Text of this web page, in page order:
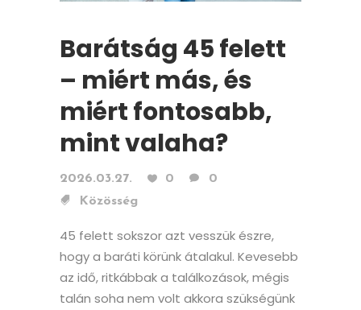
Barátság 45 felett
– miért más, és
miért fontosabb,
mint valaha?
2026.03.27. 0
0
Közösség
45 felett sokszor azt vesszük észre,
hogy a baráti körünk átalakul. Kevesebb
az idő, ritkábbak a találkozások, mégis
talán soha nem volt akkora szükségünk